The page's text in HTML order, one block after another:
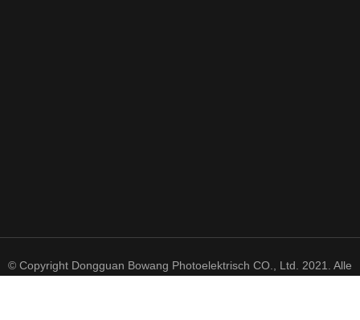
© Copyright Dongguan Bowang Photoelektrisch CO., Ltd. 2021. Alle